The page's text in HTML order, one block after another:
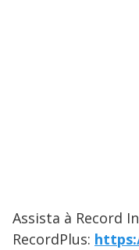
Assista à Record
RecordPlus: